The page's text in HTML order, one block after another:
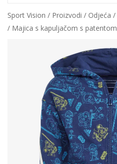
Sport Vision Proizvodi Odjeća
Majica s kapuljačom s patentom